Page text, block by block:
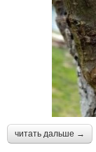
читать дальше →